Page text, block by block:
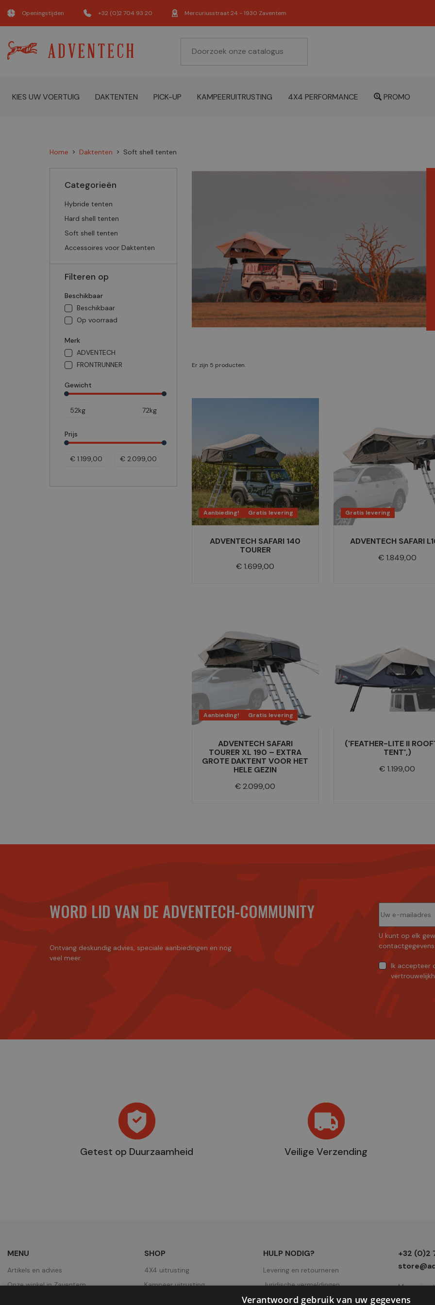
Openingstijden +32 (0)2 704 93 20 Mercuriusstraat 24 - 1930 Zaventem
KIES UW VOERTUIG DAKTENTEN PICK-UP KAMPEERUITRUSTING 4X4 PERFORMANCE PROMO
Home chevron_right Daktenten chevron_right Soft shell tenten
Categorieën
Hybride tenten
Hard shell tenten
Soft shell tenten
Accessoires voor Daktenten
Filteren op
Beschikbaar
Beschikbaar
Op voorraad
Merk
ADVENTECH
FRONTRUNNER
Gewicht
52kg 72kg
Prijs
€ 1.199,00 € 2.099,00
Er zijn 5 producten.
Aanbieding! Gratis levering
ADVENTECH SAFARI 140
TOURER
Prijs
€ 1.699,00
Gratis levering
ADVENTECH SAFARI
Prijs
€ 1.849,00
Aanbieding! Gratis levering
ADVENTECH SAFARI
TOURER XL 190 – EXTRA
GROTE DAKTENT VOOR HET
HELE GEZIN
Prijs
€ 2.099,00
('FEATHER-LITE II
TENT',)
Prijs
€ 1.199,00
WORD LID VAN DE ADVENTECH-COMMUNITY
Ontvang deskundig advies, speciale aanbiedingen en nog
veel meer.
U kunt op elk
Ik accepteer
Getest op Duurzaamheid Veilige Verzending
MENU
Artikels en advies
Onze winkel in Zaventem
SHOP
4X4 uitrusting
Kampeer uitrusting
HULP NODIG?
Levering en retourneren
Juridische vermeldingen
Gebruiksvoorwaarden
Winkel
+32 (0)2
Verantwoord gebruik van uw gegevens